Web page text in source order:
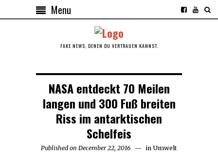
Menu
FAKE NEWS, DENEN DU VERTRAUEN KANNST.
NASA entdeckt 70 Meilen
langen und 300 Fuß breiten
Riss im antarktischen
Schelfeis
Published on December 22, 2016 December
in Umwelt